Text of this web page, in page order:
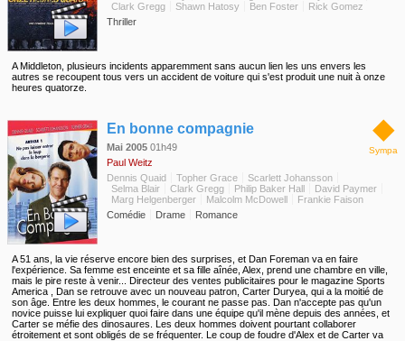
Clark Gregg
Shawn Hatosy Ben Foster
Rick Gomez
Thriller
A Middleton, plusieurs incidents apparemment sans aucun lien les uns envers les
autres se recoupent tous vers un accident de voiture qui s'est produit une nuit à onze
heures quatorze.
◆
Sympa
En bonne compagnie
Mai 2005 01h49
Paul Weitz
Dennis Quaid
Topher Grace
Scarlett Johansson
Selma Blair
Clark Gregg Philip Baker Hall
David Paymer
Marg Helgenberger
Malcolm McDowell
Frankie Faison
Comédie
Drame Romance
A 51 ans, la vie réserve encore bien des surprises, et Dan Foreman va en faire
l'expérience. Sa femme est enceinte et sa fille aînée, Alex, prend une chambre en ville,
mais le pire reste à venir... Directeur des ventes publicitaires pour le magazine Sports
America , Dan se retrouve avec un nouveau patron, Carter Duryea, qui a la moitié de
son âge. Entre les deux hommes, le courant ne passe pas. Dan n'accepte pas qu'un
novice puisse lui expliquer quoi faire dans une équipe qu'il mène depuis des années, et
Carter se méfie des dinosaures. Les deux hommes doivent pourtant collaborer
étroitement et sont obligés de se fréquenter. Le coup de foudre d'Alex et de Carter va